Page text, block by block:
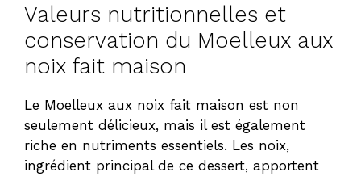
Valeurs nutritionnelles et
conservation du Moelleux aux
noix fait maison
Le Moelleux aux noix fait maison est non
seulement délicieux, mais il est également
riche en nutriments essentiels. Les noix,
ingrédient principal de ce dessert, apportent